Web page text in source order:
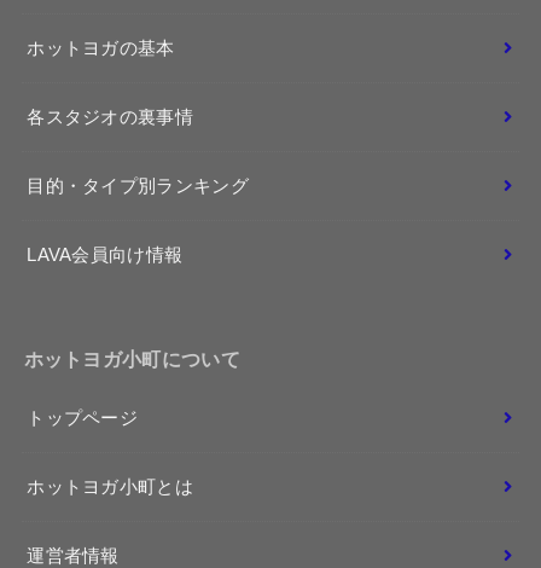
ホットヨガの基本
各スタジオの裏事情
目的・タイプ別ランキング
LAVA会員向け情報
ホットヨガ小町について
トップページ
ホットヨガ小町とは
運営者情報